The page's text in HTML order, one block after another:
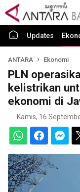
Updates
ANTARA Ekonomi
PLN
kelistrikan
ekonomi di
Kamis, 16